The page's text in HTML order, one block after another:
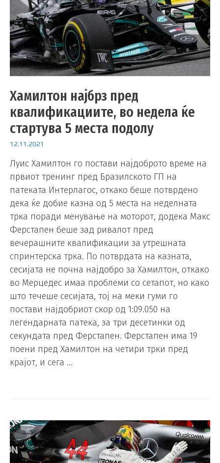
Хамилтон најбрз пред
квалификациите, во недела ќе
стартува 5 места подолу
12.11.2021
Луис Хамилтон го постави најдоброто време на
првиот тренинг пред Бразилското ГП на
патеката Интерлагос, откако беше потврдено
дека ќе добие казна од 5 места на неделната
трка поради менување на моторот, додека Макс
Ферстапен беше зад ривалот пред
вечерашните квалификации за утрешната
спринтерска трка. По потврдата на казната,
сесијата не почна најдобро за Хамилтон, откако
во Мерцедес имаа проблеми со сетапот, но како
што течеше сесијата, тој на меки гуми го
постави најдобриот скор од 1:09.050 на
легендарната патека, за три десетинки од
секундата пред Ферстапен. Ферстапен има 19
поени пред Хамилтон на четири трки пред
крајот, и сега …